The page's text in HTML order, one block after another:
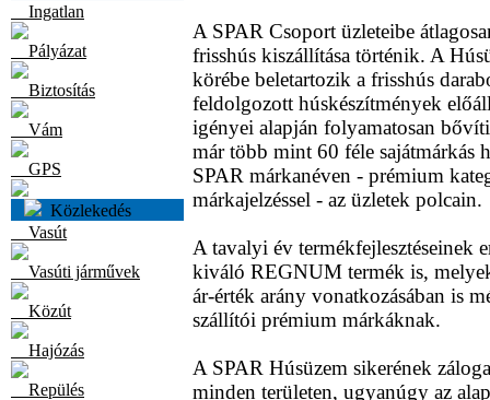
Ingatlan
Pályázat
Biztosítás
Vám
GPS
Közlekedés
Vasút
Vasúti járművek
Közút
Hajózás
Repülés
A SPAR Csoport üzleteibe
frisshús kiszállítása történik. A
körébe beletartozik a frisshús
feldolgozott húskészítmények
igényei alapján folyamatosan
már több mint 60 féle sajátmárkás
SPAR márkanéven - prémium
márkajelzéssel - az üzletek polcain.
A tavalyi év termékfejlesztéseinek
kiváló REGNUM termék is,
ár-érték arány vonatkozásában is
szállítói prémium márkáknak.
A SPAR Húsüzem sikerének
minden területen, ugyanúgy az